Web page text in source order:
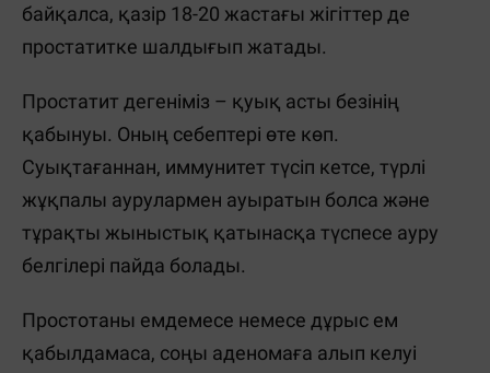
байқалса, қазір 18-20 жастағы жігіттер де
простатитке шалдығып жатады.
Простатит дегеніміз – қуық асты безінің
қабынуы. Оның себептері өте көп.
Суықтағаннан, иммунитет түсіп кетсе, түрлі
жұқпалы аурулармен ауыратын болса және
тұрақты жыныстық қатынасқа түспесе ауру
белгілері пайда болады.
Простотаны емдемесе немесе дұрыс ем
қабылдамаса, соңы аденомаға алып келуі